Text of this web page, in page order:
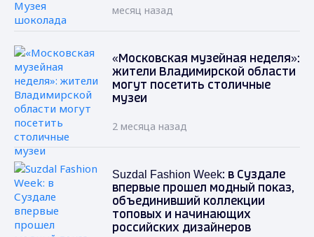
месяц назад
«Московская музейная неделя»:
жители Владимирской области
могут посетить столичные
музеи
2 месяца назад
Suzdal Fashion Week: в Суздале
впервые прошел модный показ,
объединивший коллекции
топовых и начинающих
российских дизайнеров